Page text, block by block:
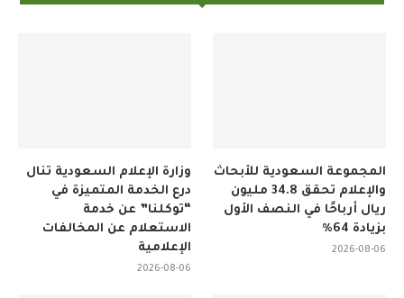
وزارة الإعلام السعودية تنال
درع الخدمة المتميزة في
“توكلنا” عن خدمة
الاستعلام عن المخالفات
الإعلامية
2026-08-06
المجموعة السعودية للأبحاث
والإعلام تحقق 34.8 مليون
ريال أرباحًا في النصف الأول
بزيادة 64%
2026-08-06